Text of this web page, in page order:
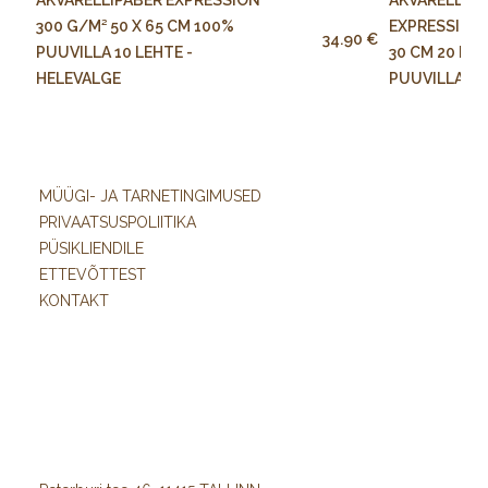
300 G/M² 50 X 65 CM 100%
PUUVILLA 10 LEHTE -
HELEVALGE
34.90 €
30 CM 20
PUUVILLA
MÜÜGI- JA TARNETINGIMUSED
PRIVAATSUSPOLIITIKA
PÜSIKLIENDILE
ETTEVÕTTEST
KONTAKT